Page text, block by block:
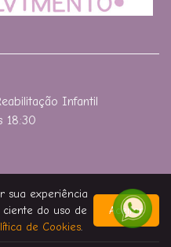
Infantil
18:30
sua experiência
ciente do uso de
de Cookies.
Aceitar